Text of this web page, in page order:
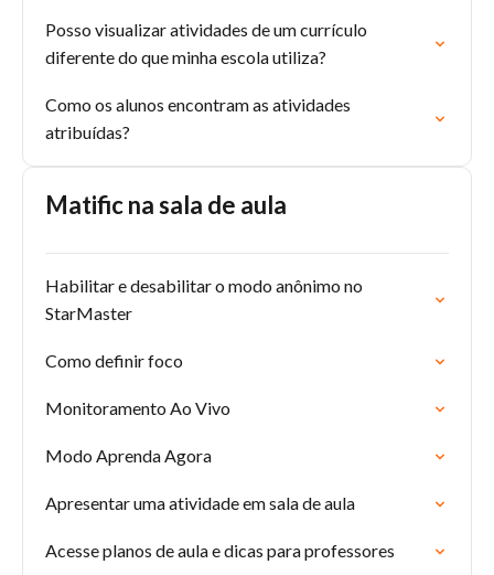
Posso visualizar atividades de um currículo
diferente do que minha escola utiliza?
Como os alunos encontram as atividades
atribuídas?
Matific na sala de aula
Habilitar e desabilitar o modo anônimo no
StarMaster
Como definir foco
Monitoramento Ao Vivo
Modo Aprenda Agora
Apresentar uma atividade em sala de aula
Acesse planos de aula e dicas para professores